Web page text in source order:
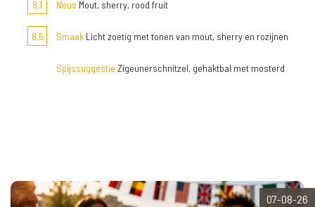
8,1 Neus Mout, sherry, rood fruit
8,5 Smaak Licht zoetig met tonen van mout, sherry en rozijnen
Spijssuggestie Zigeunerschnitzel, gehaktbal met mosterd
07-08-26